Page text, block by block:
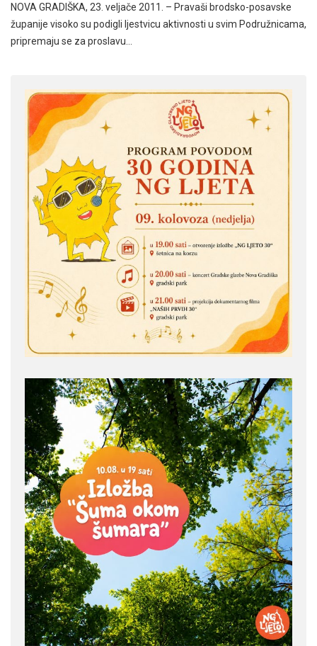
NOVA GRADIŠKA, 23. veljače 2011. – Pravaši brodsko-posavske
županije visoko su podigli ljestvicu aktivnosti u svim Podružnicama,
pripremaju se za proslavu…